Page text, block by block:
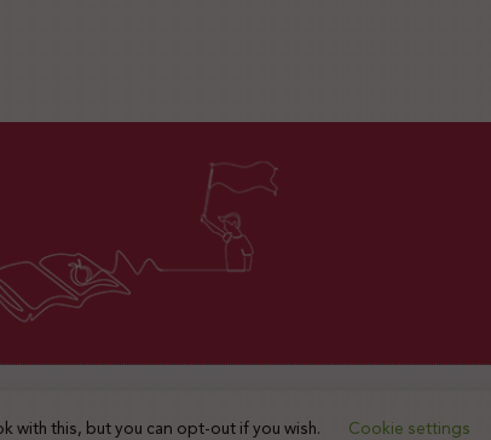
اتصل بنا تبرع لنا 2025 © جميع الحقوق محفوظة
with this, but you can opt-out if you wish. Cookie settings